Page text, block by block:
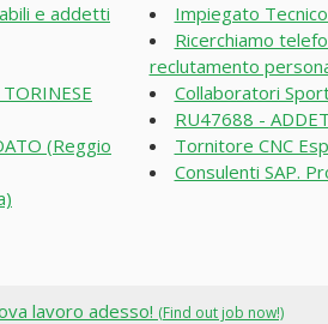
e addetti
(Reggio
Impiegato
Ricerchiamo
reclutamento
Collaboratori
RU47688 -
Tornitore CNC
Consulenti SAP.
lavoro adesso! (Find out job now!)